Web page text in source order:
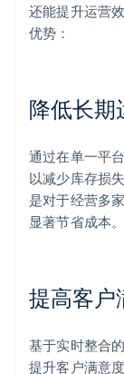
还能提升运营
优势：
降低长期
通过在单一平
以减少库存损
是对于经营多
显著节省成本。
提高客户
基于实时整合
提升客户满意